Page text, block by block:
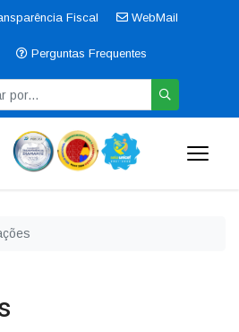
Fiscal WebMail
Perguntas Frequentes